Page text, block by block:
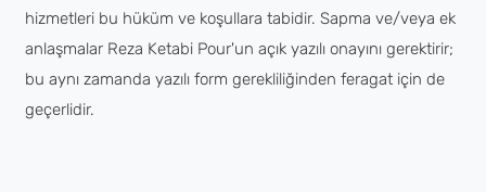
hizmetleri bu hüküm ve koşullara tabidir. Sapma ve/veya ek
anlaşmalar Reza Ketabi Pour'un açık yazılı onayını gerektirir;
bu aynı zamanda yazılı form gerekliliğinden feragat için de
geçerlidir.